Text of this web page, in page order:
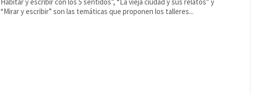
“Mirar y escribir” son las temáticas que proponen los talleres...